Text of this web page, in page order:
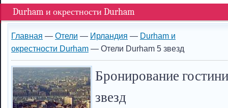
Durham и окрестности Durham
Главная — Отели — Ирландия — Durham и
окрестности Durham — Отели Durham 5 звезд
Бронирование
звезд